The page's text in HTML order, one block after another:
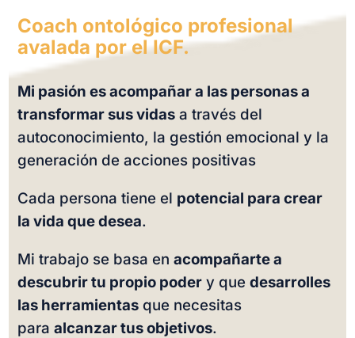
Coach ontológico profesional
avalada por el ICF.
Mi pasión es acompañar a las personas a
transformar sus vidasa través del
autoconocimiento, la gestión emocional y la
generación de acciones positivas
Cada persona tiene el potencial para crear
la vida que desea.
Mi trabajo se basa en acompañarte a
descubrir tu propio podery que desarrolles
las herramientasque necesitas
para alcanzar tus objetivos.